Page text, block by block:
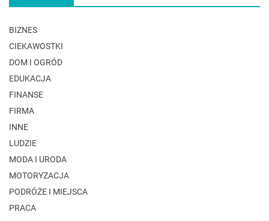
BIZNES
CIEKAWOSTKI
DOM I OGRÓD
EDUKACJA
FINANSE
FIRMA
INNE
LUDZIE
MODA I URODA
MOTORYZACJA
PODRÓŻE I MIEJSCA
PRACA